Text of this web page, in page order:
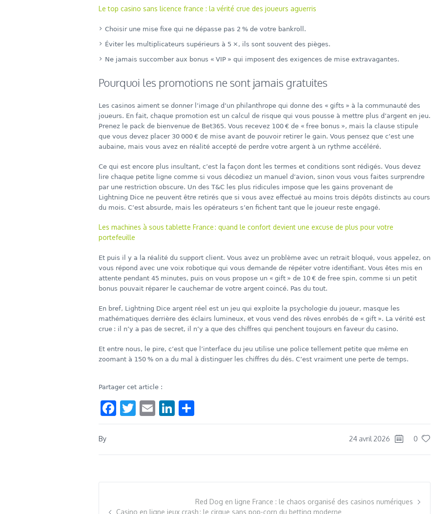
Le top casino sans licence france : la vérité crue des joueurs aguerris
Choisir une mise fixe qui ne dépasse pas 2 % de votre bankroll.
Éviter les multiplicateurs supérieurs à 5 ×, ils sont souvent des pièges.
Ne jamais succomber aux bonus « VIP » qui imposent des exigences de mise extravagantes.
Pourquoi les promotions ne sont jamais gratuites
Les casinos aiment se donner l’image d’un philanthrope qui donne des « gifts » à la communauté des
joueurs. En fait, chaque promotion est un calcul de risque qui vous pousse à mettre plus d’argent en jeu.
Prenez le pack de bienvenue de Bet365. Vous recevez 100 € de « free bonus », mais la clause stipule
que vous devez placer 30 000 € de mise avant de pouvoir retirer le gain. Vous pensez que c’est une
aubaine, mais vous avez en réalité accepté de perdre votre argent à un rythme accéléré.
Ce qui est encore plus insultant, c’est la façon dont les termes et conditions sont rédigés. Vous devez
lire chaque petite ligne comme si vous décodiez un manuel d’avion, sinon vous vous faites surprendre
par une restriction obscure. Un des T&C les plus ridicules impose que les gains provenant de
Lightning Dice ne peuvent être retirés que si vous avez effectué au moins trois dépôts distincts au cours
du mois. C’est absurde, mais les opérateurs s’en fichent tant que le joueur reste engagé.
Les machines à sous tablette France : quand le confort devient une excuse de plus pour votre
portefeuille
Et puis il y a la réalité du support client. Vous avez un problème avec un retrait bloqué, vous appelez, on
vous répond avec une voix robotique qui vous demande de répéter votre identifiant. Vous êtes mis en
attente pendant 45 minutes, puis on vous propose un « gift » de 10 € de free spin, comme si un petit
bonus pouvait réparer le cauchemar de votre argent coincé. Pas du tout.
En bref, Lightning Dice argent réel est un jeu qui exploite la psychologie du joueur, masque les
mathématiques derrière des éclairs lumineux, et vous vend des rêves enrobés de « gift ». La vérité est
crue : il n’y a pas de secret, il n’y a que des chiffres qui penchent toujours en faveur du casino.
Et entre nous, le pire, c’est que l’interface du jeu utilise une police tellement petite que même en
zoomant à 150 % on a du mal à distinguer les chiffres du dés. C’est vraiment une perte de temps.
Partager cet article :
Facebook
Twitter
EmailLinkedIn
24 avril 2026 0
By
Red Dog en ligne France : le chaos organisé des casinos numériques
Casino en ligne jeux crash : le cirque sans pop-corn du betting moderne